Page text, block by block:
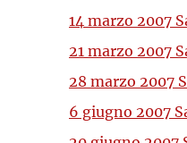
14 marzo 2007
21 marzo 2007
28 marzo 2007
6 giugno 2007